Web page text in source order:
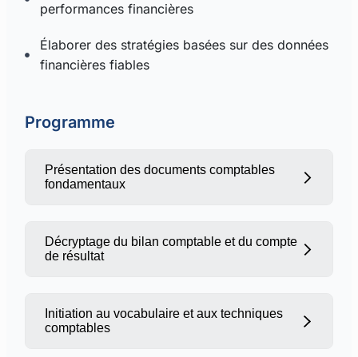
performances financières
Élaborer des stratégies basées sur des données
financières fiables
Programme
Présentation des documents comptables
fondamentaux
Présentation des différents états
financiers
Décryptage du bilan comptable et du compte
de résultat
Initiation au vocabulaire et aux techniques
comptables